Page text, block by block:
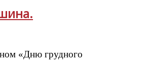
«Дню грудного